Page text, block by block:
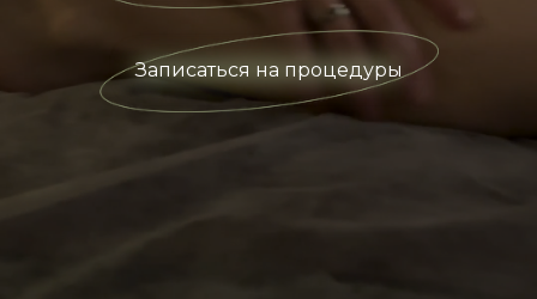
Записаться на процедуры